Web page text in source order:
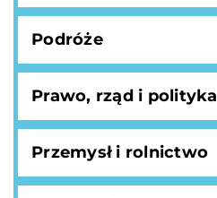
Podróże
Prawo, rząd i polityka
Przemysł i rolnictwo